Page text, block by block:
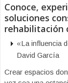
Conoce,
soluciones
rehabilitación
«La influencia
David García
Crear espacios